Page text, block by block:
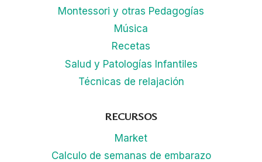
Montessori y otras Pedagogías
Música
Recetas
Salud y Patologías Infantiles
Técnicas de relajación
RECURSOS
Market
Calculo de semanas de embarazo